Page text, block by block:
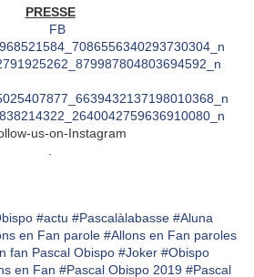
PRESSE
#actu #Pascalàlabasse #Aluna
en Fan parole #Allons en Fan paroles
fan Pascal Obispo #Joker #Obispo
en Fan #Pascal Obispo 2019 #Pascal